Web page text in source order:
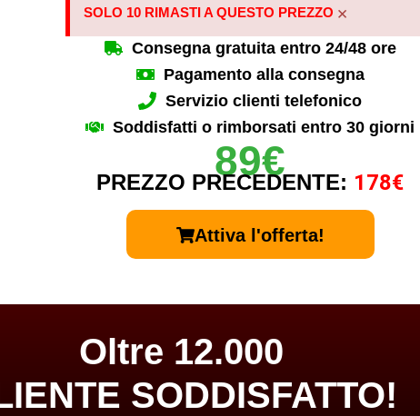
SOLO 10 RIMASTI A QUESTO PREZZO ×
Consegna gratuita entro 24/48 ore
Pagamento alla consegna
Servizio clienti telefonico
Soddisfatti o rimborsati entro 30 giorni
89€
PREZZO PRECEDENTE: 178€
Attiva l'offerta!
Oltre 12.000
SODDISFATTO!